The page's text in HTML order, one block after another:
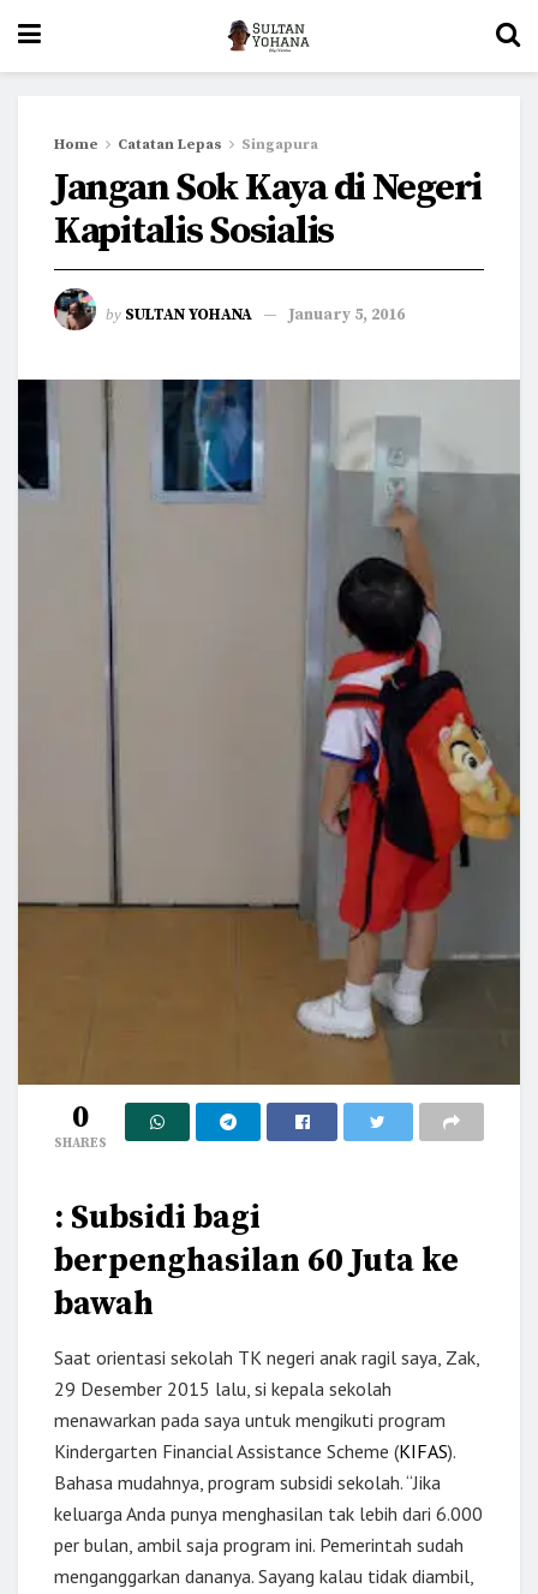
Home Catatan Lepas Singapura
Jangan Sok Kaya di Negeri
Kapitalis Sosialis
by SULTAN YOHANA January 5, 2016
0
SHARES
: Subsidi bagi
berpenghasilan 60 Juta ke
bawah
Saat orientasi sekolah TK negeri anak ragil saya, Zak,
29 Desember 2015 lalu, si kepala sekolah
menawarkan pada saya untuk mengikuti program
Kindergarten Financial Assistance Scheme (KIFAS).
Bahasa mudahnya, program subsidi sekolah. “Jika
keluarga Anda punya menghasilan tak lebih dari 6.000
per bulan, ambil saja program ini. Pemerintah sudah
menganggarkan dananya. Sayang kalau tidak diambil,